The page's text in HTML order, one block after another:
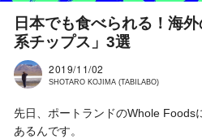
日本でも食べられる！海
系チップス」3選
2019/11/02
SHOTARO KOJIMA (TABILABO)
先日、ポートランドのWhole Foods
あるんです。